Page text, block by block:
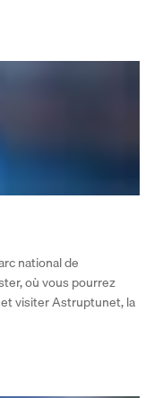
national de
où vous pourrez
visiter Astruptunet, la